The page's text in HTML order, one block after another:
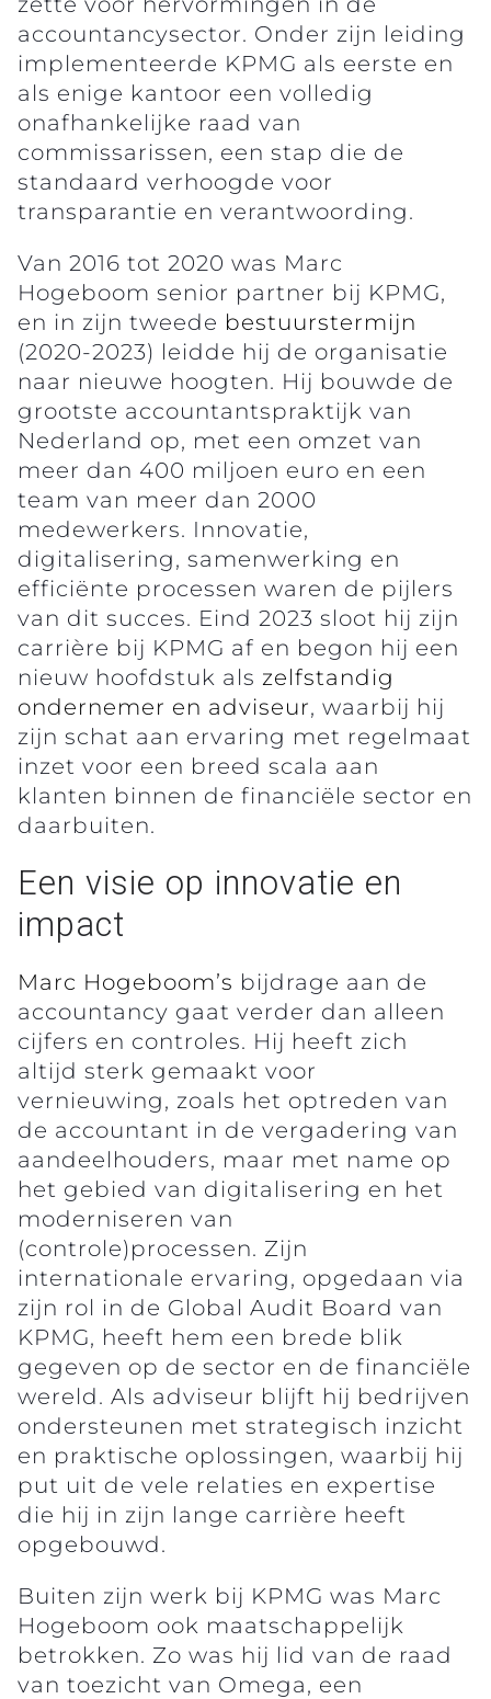
accountancysector. Onder zijn leiding
implementeerde KPMG als eerste en
als enige kantoor een volledig
onafhankelijke raad van
commissarissen, een stap die de
standaard verhoogde voor
transparantie en verantwoording.
Van 2016 tot 2020 was Marc
Hogeboom senior partner bij KPMG,
en in zijn tweede bestuurstermijn
(2020-2023) leidde hij de organisatie
naar nieuwe hoogten. Hij bouwde de
grootste accountantspraktijk van
Nederland op, met een omzet van
meer dan 400 miljoen euro en een
team van meer dan 2000
medewerkers. Innovatie,
digitalisering, samenwerking en
efficiënte processen waren de pijlers
van dit succes. Eind 2023 sloot hij zijn
carrière bij KPMG af en begon hij een
nieuw hoofdstuk als zelfstandig
ondernemer en adviseur, waarbij hij
zijn schat aan ervaring met regelmaat
inzet voor een breed scala aan
klanten binnen de financiële sector en
daarbuiten.
Een visie op innovatie en
impact
Marc Hogeboom’s bijdrage aan de
accountancy gaat verder dan alleen
cijfers en controles. Hij heeft zich
altijd sterk gemaakt voor
vernieuwing, zoals het optreden van
de accountant in de vergadering van
aandeelhouders, maar met name op
het gebied van digitalisering en het
moderniseren van
(controle)processen. Zijn
internationale ervaring, opgedaan via
zijn rol in de Global Audit Board van
KPMG, heeft hem een brede blik
gegeven op de sector en de financiële
wereld. Als adviseur blijft hij bedrijven
ondersteunen met strategisch inzicht
en praktische oplossingen, waarbij hij
put uit de vele relaties en expertise
die hij in zijn lange carrière heeft
opgebouwd.
Buiten zijn werk bij KPMG was Marc
Hogeboom ook maatschappelijk
betrokken. Zo was hij lid van de raad
van toezicht van Omega, een